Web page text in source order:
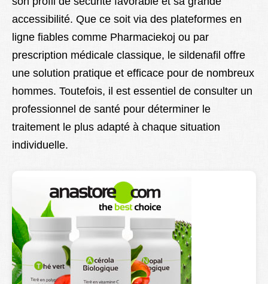
accessibilité. Que ce soit via des plateformes en
ligne fiables comme Pharmaciekoj ou par
prescription médicale classique, le sildenafil offre
une solution pratique et efficace pour de nombreux
hommes. Toutefois, il est essentiel de consulter un
professionnel de santé pour déterminer le
traitement le plus adapté à chaque situation
individuelle.